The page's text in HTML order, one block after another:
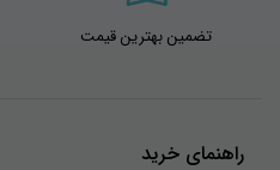
تضمین بهترین قیمت
راهنمای خرید